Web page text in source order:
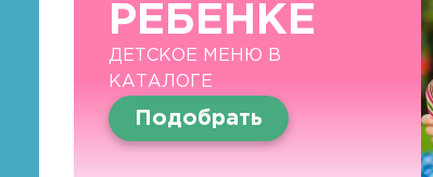
РЕБЕНКЕ
ДЕТСКОЕ МЕНЮ В
КАТАЛОГЕ
Подобрать